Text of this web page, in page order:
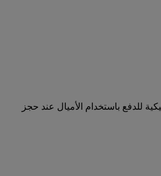
للدفع باستخدام الأميال عند حجز